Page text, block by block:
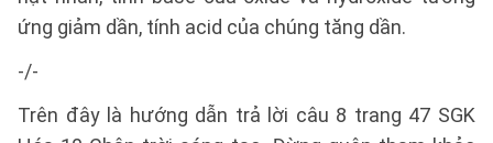
ứng giảm dần, tính acid của chúng tăng dần.
-/-
Trên đây là hướng dẫn trả lời câu 8 trang 47 SGK